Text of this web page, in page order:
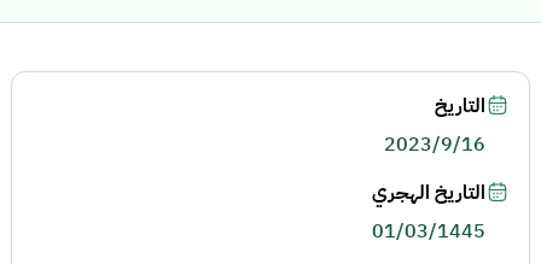
التاريخ
2023/9/16
التاريخ الهجري
01/03/1445